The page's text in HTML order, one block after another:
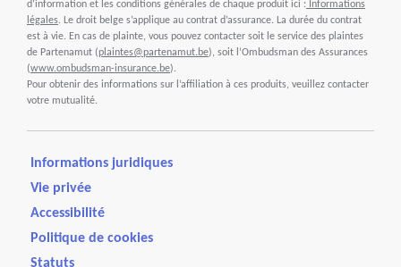
d’information et les conditions générales de chaque produit ici : Informations
légales. Le droit belge s’applique au contrat d’assurance. La durée du contrat
est à vie. En cas de plainte, vous pouvez contacter soit le service des plaintes
de Partenamut (plaintes@partenamut.be), soit l’Ombudsman des Assurances
(www.ombudsman-insurance.be).
Pour obtenir des informations sur l’affiliation à ces produits, veuillez contacter
votre mutualité.
Informations juridiques
Vie privée
Accessibilité
Politique de cookies
Statuts